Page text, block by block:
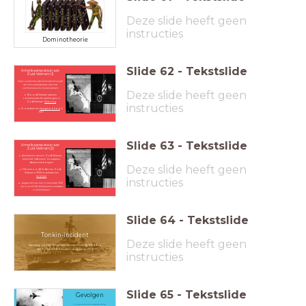
Dominotheorie
Deze slide heeft geen
instructies
Amerikaanse steun aan
Zuid-Vietnam (1)
Doel: voorkomen dat Zuid-Vietnam onder
de voet wordt gelopen door het
communistische Noord-Vietnam
Noord-Vietnam steunen
communistische aanhangers in
Zuid-Vietnam:
Vietcong
Er ontstaan een burgeroorlogin
1957
Slide 62 - Tekstslide
Deze slide heeft geen
instructies
Amerikaanse steun aan
Zuid-Vietnam (2)
Amerikanen steunen Zuid-Vietnam,
eerst met 'adviseurs' en wapens,
daarna met troepen.
CIA vermoordt leider van Zuid-
Vietnam in 1963 en plaatst een
stroman
Vergeet dit ook niet: In november 1963
zijn er al 16.000 Amerikaanse soldaten
in Zuid-Vietnam
Slide 63 - Tekstslide
Deze slide heeft geen
instructies
Tonkin-incident
'Aanslag' op het Amerikaanse marineschip Maddox
door Noord-Vietnam, augustus 1963
Slide 64 - Tekstslide
Deze slide heeft geen
instructies
Gevolgen
Amerikanen zien de aanslag als een
Slide 65 - Tekstslide